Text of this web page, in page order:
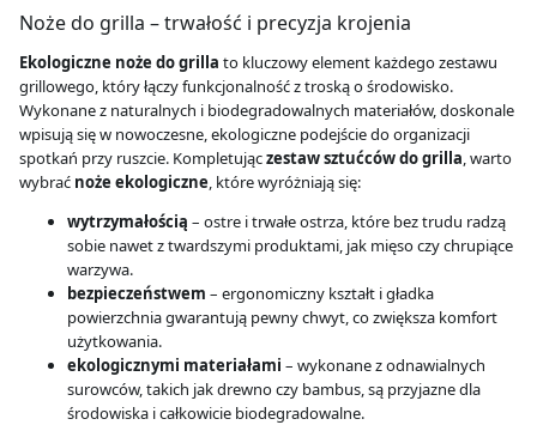
Noże do grilla – trwałość i precyzja krojenia
Ekologiczne noże do grilla to kluczowy element każdego zestawu
grillowego, który łączy funkcjonalność z troską o środowisko.
Wykonane z naturalnych i biodegradowalnych materiałów, doskonale
wpisują się w nowoczesne, ekologiczne podejście do organizacji
spotkań przy ruszcie. Kompletujączestaw sztućców do grilla, warto
wybrać noże ekologiczne, które wyróżniają się:
wytrzymałością – ostre i trwałe ostrza, które bez trudu radzą
sobie nawet z twardszymi produktami, jak mięso czy chrupiące
warzywa.
bezpieczeństwem – ergonomiczny kształt i gładka
powierzchnia gwarantują pewny chwyt, co zwiększa komfort
użytkowania.
ekologicznymi materiałami – wykonane z odnawialnych
surowców, takich jak drewno czy bambus, są przyjazne dla
środowiska i całkowicie biodegradowalne.